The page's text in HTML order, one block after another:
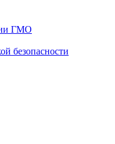
ГМО
безопасности